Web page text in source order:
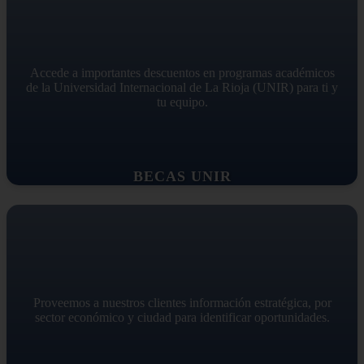
BECAS UNIR
Accede a importantes descuentos en programas académicos
de la Universidad Internacional de La Rioja (UNIR) para ti y
tu equipo.
Proveemos a nuestros clientes información estratégica, por
sector económico y ciudad para identificar oportunidades.